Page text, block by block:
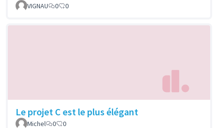
VIGNAU 0 0
Le projet C est le plus élégant
Michel 0 0